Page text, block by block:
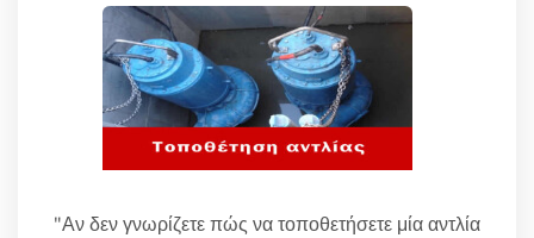
"Αν δεν γνωρίζετε πώς να τοποθετήσετε μία αντλία